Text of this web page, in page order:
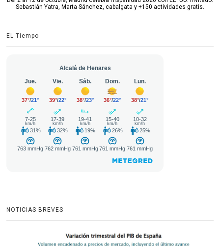
Sebastián Yatra, Marta Sánchez, cabalgata y +150 actividades gratis.
EL Tiempo
NOTICIAS BREVES